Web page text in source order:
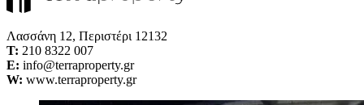
Λασσάνη 12, Περιστέρι 12132
Τ: 210 8322 007
E: info@terraproperty.gr
W: www.terraproperty.gr